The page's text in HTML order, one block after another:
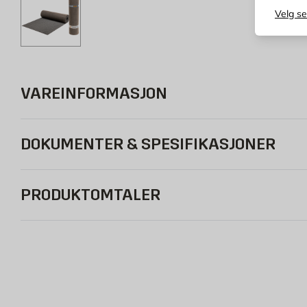
Velg
VAREINFORMASJON
DOKUMENTER & SPESIFIKASJONER
PRODUKTOMTALER